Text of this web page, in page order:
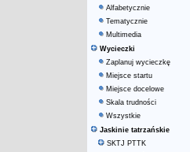
Alfabetycznie
Tematycznie
Multimedia
Wycieczki
Zaplanuj wycieczkę
Miejsce startu
Miejsce docelowe
Skala trudności
Wszystkie
Jaskinie tatrzańskie
SKTJ PTTK